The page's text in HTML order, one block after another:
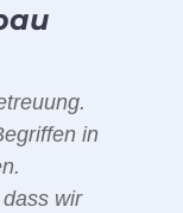
in
wir